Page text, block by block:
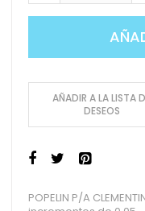
AÑADIR A LA LISTA
DESEOS
POPELIN P/A